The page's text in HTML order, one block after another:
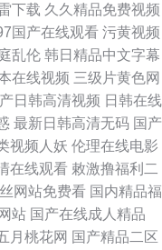
欧美激情在线伊人精品 超
录入口 丁香久久成人 亚洲
虎尤物女大学 性爱午夜 九1
麻豆视频 91日韩熊猫电报
产电影手机 日B久久 熟妇丰
下载 久久精品免费视频
国产在线观看 污黄视频
乱伦 韩日精品中文字幕
在线视频 三级片黄色网
日韩高清视频 日韩在线
最新日韩高清无码 国产
视频人妖 伦理在线电影
在线观看 敕激撸福利二
网站免费看 国内精品福
站 国产在线成人精品
月桃花网 国产精品二区